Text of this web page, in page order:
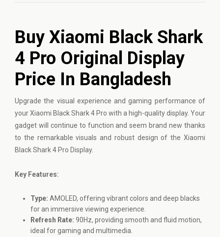
Buy Xiaomi Black Shark
4 Pro Original Display
Price In Bangladesh
Upgrade the visual experience and gaming performance of
yourXiaomi Black Shark 4 Pro with a high-quality display. Your
gadget will continue to function and seem brand new thanks
to the remarkable visuals and robust design of the Xiaomi
Black Shark 4 Pro Display.
Key Features:
Type: AMOLED, offering vibrant colors and deep blacks
for an immersive viewing experience.
Refresh Rate: 90Hz, providing smooth and fluid motion,
ideal for gaming and multimedia.